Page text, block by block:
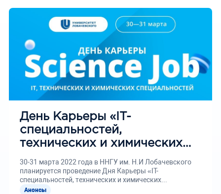
День Карьеры «IT-
специальностей,
технических и химических
специальностей»
30-31 марта 2022 года в ННГУ им. Н.И Лобачевского
планируется проведение Дня Карьеры «IT-
специальностей, технических и химических...
Анонсы